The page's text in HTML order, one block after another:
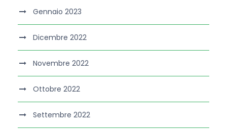
Gennaio 2023
Dicembre 2022
Novembre 2022
Ottobre 2022
Settembre 2022